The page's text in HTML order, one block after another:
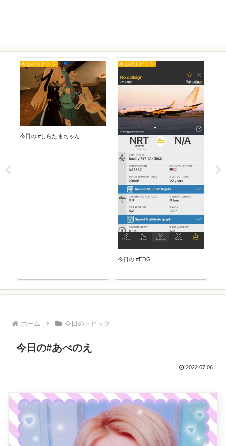
今日のトピック
今日の #しらたまちゃん
今日のトピック
今日の #EDG
ホーム 今日のトピック
今日の#あべのえ
2022.07.06